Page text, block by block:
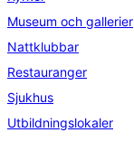
Museum och gallerier
Nattklubbar
Restauranger
Sjukhus
Utbildningslokaler